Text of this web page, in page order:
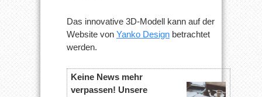
Das innovative 3D-Modell kann auf der
Website von Yanko Design betrachtet
werden.
Keine News mehr
verpassen! Unsere